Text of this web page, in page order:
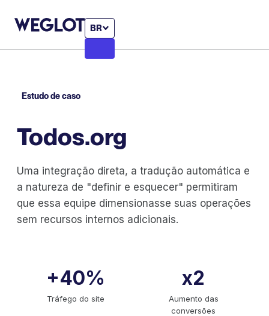
BR
Estudo de caso
Todos.org
Uma integração direta, a tradução automática e
a natureza de "definir e esquecer" permitiram
que essa equipe dimensionasse suas operações
sem recursos internos adicionais.
+40%
Tráfego do site
x2
Aumento das
conversões